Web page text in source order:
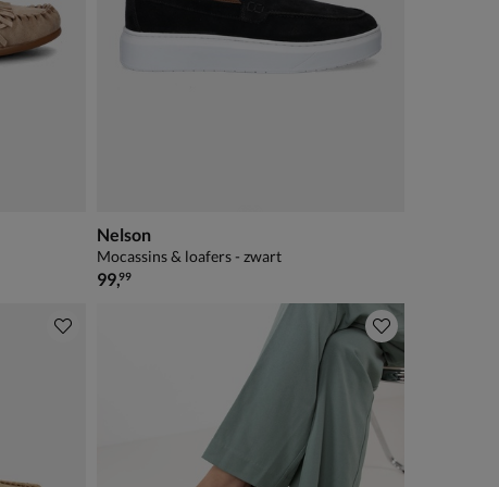
Nelson
Mocassins & loafers - zwart
€ 99,99
99,99